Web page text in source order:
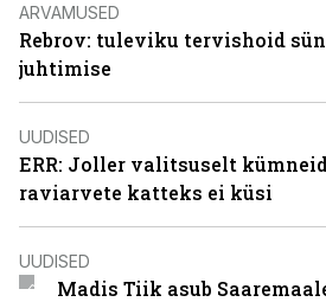
ARVAMUSED
Rebrov: tuleviku tervishoid
juhtimise
UUDISED
ERR: Joller valitsuselt
raviarvete katteks ei küsi
UUDISED
Madis Tiik asub